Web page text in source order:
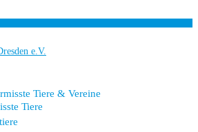
Tiere & Vereine
Tiere